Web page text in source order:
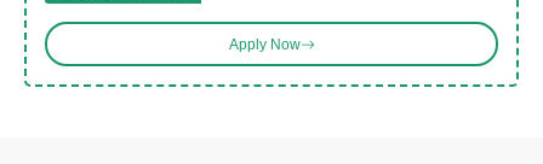
Apply Now